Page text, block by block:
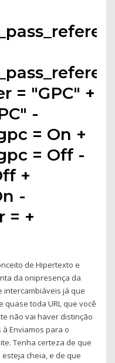
= "GPC" +
-
= On +
= Off -
+
-
= +
de Hipertexto e
da onipresença da
intercambiáveis já que
quase toda URL que você
não vai haver distinção
Enviamos para o
Tenha certeza de que
cheia, e de que